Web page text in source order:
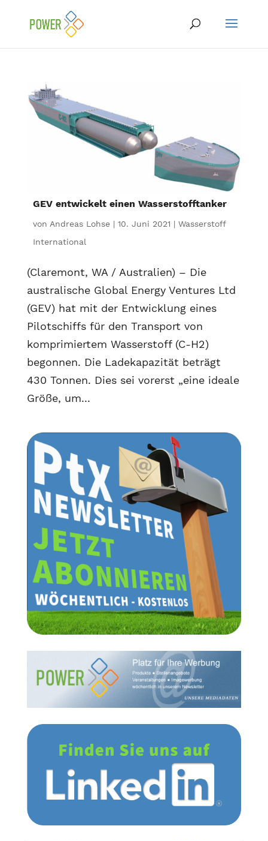
GEV entwickelt einen Wasserstofftanker
von Andreas Lohse| 10. Juni 2021 | Wasserstoff
International
(Claremont, WA / Australien) – Die
australische Global Energy Ventures Ltd
(GEV) hat mit der Entwicklung eines
Pilotschiffs für den Transport von
komprimiertem Wasserstoff (C-H2)
begonnen. Die Ladekapazität beträgt
430 Tonnen. Dies sei vorerst „eine ideale
Größe, um...